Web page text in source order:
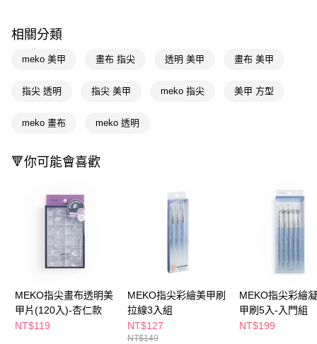
Google Pay
AFTEE先享後付
【關於「AFTEE先享後付」】
便利好安心！
１．簡單：不需註冊會員、不需綁卡、不需儲值。
３．安心：先確認商品／服務後，再付款。
１．於結帳方式選擇「AFTEE先享後付」後，將跳轉至「AFTEE先享後付」
結帳頁面，進行簡訊認證並確認金額後，即可完成結帳。
２．訂單成立數日內，您將收到繳費通知簡訊。
３．收到繳費通知簡訊後14天內，點擊此簡訊中的連結，可透過四大超商／
ATM／網路銀行／等多元方式進行付款，方視為交易完成。
※ 請注意：結帳手續完成當下不需立刻繳費，但若您需要取消訂單，請聯絡
購買商品的店家。未經商家同意取消之訂單仍視為有效，需透過AFTEE先享
※ 交易是否成功請以「AFTEE先享後付 」之結帳頁面顯示為準，若有關於
是否繳費成功／繳費後需取消欲退款等相關疑問，請聯繫「AFTEE先享後付
客戶支援中心」
https://netprotections.freshdesk.com/support/home
全家取貨付款
付款後全家取貨
每筆NT$65，滿NT$390(含以上)免運費
萊爾富取貨付款
每筆NT$65，滿NT$490(含以上)免運費
付款後萊爾富取貨
每筆NT$65，滿NT$490(含以上)免運費
相關分類
meko 美甲 畫布 指尖 透明 美甲 畫布 美甲
指尖 透明 指尖 美甲 meko 指尖 美甲 方型
meko 畫布 meko 透明
🔻你可能會喜歡
MEKO指尖畫布透明美
甲片(120入)-杏仁款
NT$119
MEKO指尖彩繪美甲刷
拉線3入組
NT$127
NT$149
MEKO指尖彩繪
甲刷5入-入門組
NT$199